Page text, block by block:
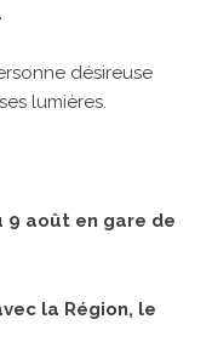
désireuse
lumières.
9 août en gare de
la Région, le